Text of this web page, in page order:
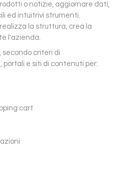
o notizie, aggiornare dati,
ed intuitrivi strumenti.
la struttura, crea la
l'azienda.
secondo criteri di
portali e siti di contenuti per:
cart